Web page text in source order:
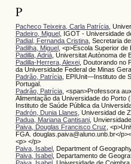
P
Pacheco Teixeira, Carla Patrícia,
Padeiro, Miguel
, IGOT - Universidade
Padial, Fernanda Cristina, Secretaria
Padilha, Miguel
, <p>Escola Superior
Padilla, Adrià, Universitat Autònoma de
Padilla-Herrera, Alexei, Doutorando no
da Universidade Federal de Minas
Padrão, Patrícia, EPIUnit—Instituto de
Portugal.
Padrão, Patrícia, <span>Professora
Alimentação da Universidade do Porto
Instituto de Saúde Pública da
Padrón, Dunia Llanes , Universidad de
Padua, Mariana Cantisani,
Paiva, Douglas Francisco Cruz ,
FGA. douglas.paiva@aluno.unb.br</
<p> </p>
Paiva, Isabel
, Department of
Paiva, Isabel
, Departamento de